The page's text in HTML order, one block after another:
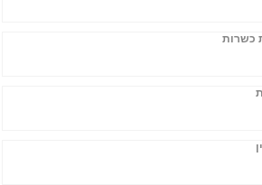
כשרות